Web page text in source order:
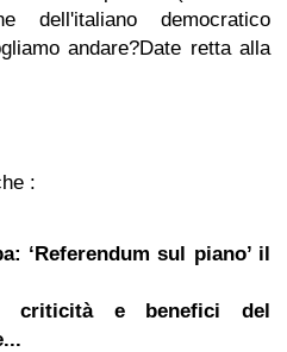
dell'italiano democratico
andare?Date retta alla
:
‘Referendum sul piano’ il
criticità e benefici del